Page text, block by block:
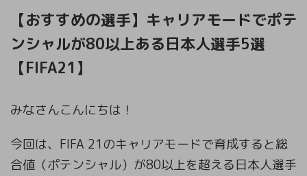
【おすすめの選手】キャリアモードでポテ
ンシャルが80以上ある日本人選手5選
【FIFA21】
みなさんこんにちは！
今回は、FIFA 21のキャリアモードで育成すると総
合値（ポテンシャル）が80以上を超える日本人選手